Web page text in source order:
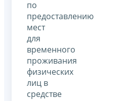
по
предоставлению
мест
для
временного
проживания
физических
лиц в
средстве